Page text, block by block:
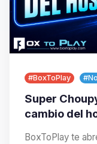
#BoxToPlay
Super
cambio del
BoxToPlay te